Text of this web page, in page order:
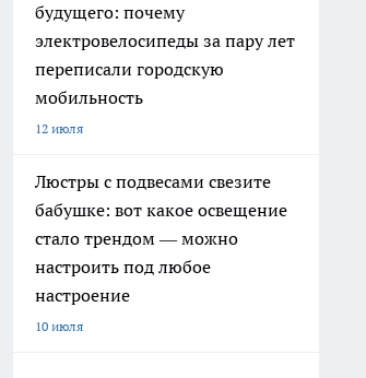
будущего: почему
электровелосипеды за пару лет
переписали городскую
мобильность
12 июля
Люстры с подвесами свезите
бабушке: вот какое освещение
стало трендом — можно
настроить под любое
настроение
10 июля